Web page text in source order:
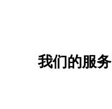
我们的服务